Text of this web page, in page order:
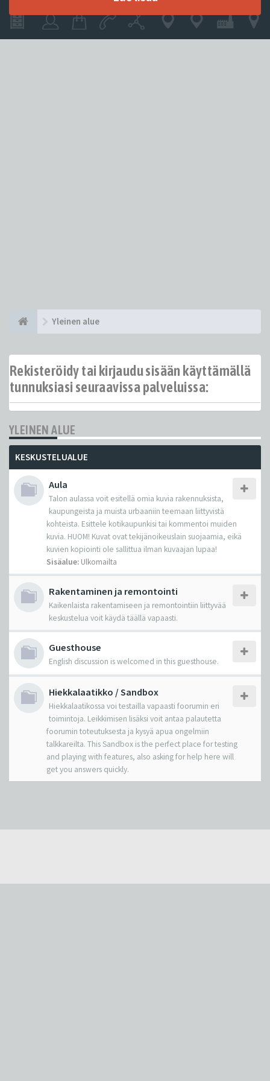
Yleinen alue
Rekisteröidy tai kirjaudu sisään käyttämällä
tunnuksiasi seuraavissa palveluissa:
YLEINEN ALUE
KESKUSTELUALUE
Aula
Talon aulassa voit esitellä omia kuvia rakennuksista,
kaupungeista ja muista urbaaniin teemaan liittyvistä
kohteista. Esittele kotikaupunkisi tai kommentoi muiden
kuvia. HUOM! Kuvat ovat tekijänoikeuslain suojaamia, eikä
kuvien kopiointi ole sallittua ilman kuvaajan lupaa!
Sisäalue: Ulkomailta
Rakentaminen ja remontointi
Kaikenlaista rakentamiseen ja remontointiin liittyvää
keskustelua voit käydä täällä vapaasti.
Guesthouse
English discussion is welcomed in this guesthouse.
Hiekkalaatikko / Sandbox
Hiekkalaatikossa voi testailla vapaasti foorumin eri
toimintoja. Leikkimisen lisäksi voit antaa palautetta
foorumin toteutuksesta ja kysyä apua ongelmiin
talkkareilta. This Sandbox is the perfect place for testing
and playing with features, also asking for help here will
get you answers quickly.